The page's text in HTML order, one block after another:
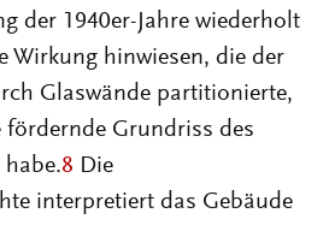
der 1940er-Jahre wiederholt
Wirkung hinwiesen, die der
Glaswände partitionierte,
fördernde Grundriss des
8 Die
interpretiert das Gebäude